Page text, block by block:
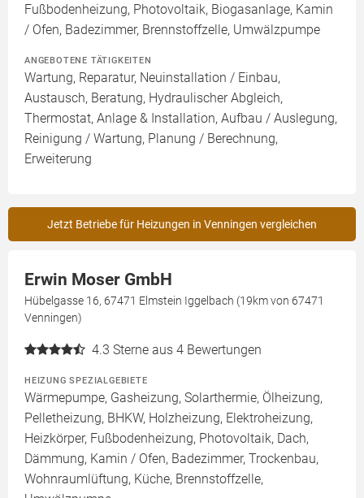
Fußbodenheizung, Photovoltaik, Biogasanlage, Kamin
/ Ofen, Badezimmer, Brennstoffzelle, Umwälzpumpe
ANGEBOTENE TÄTIGKEITEN
Wartung, Reparatur, Neuinstallation / Einbau,
Austausch, Beratung, Hydraulischer Abgleich,
Thermostat, Anlage & Installation, Aufbau / Auslegung,
Reinigung / Wartung, Planung / Berechnung,
Erweiterung
Jetzt Betriebe für Heizungen in Venningen vergleichen
Erwin Moser GmbH
Hübelgasse 16, 67471 Elmstein Iggelbach (19km von 67471
Venningen)
4.3 Sterne aus 4 Bewertungen
HEIZUNG SPEZIALGEBIETE
Wärmepumpe, Gasheizung, Solarthermie, Ölheizung,
Pelletheizung, BHKW, Holzheizung, Elektroheizung,
Heizkörper, Fußbodenheizung, Photovoltaik, Dach,
Dämmung, Kamin / Ofen, Badezimmer, Trockenbau,
Wohnraumlüftung, Küche, Brennstoffzelle,